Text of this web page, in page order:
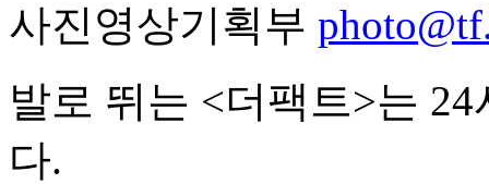
사진영상기획부
발로 뛰는 <더팩트>는
다.